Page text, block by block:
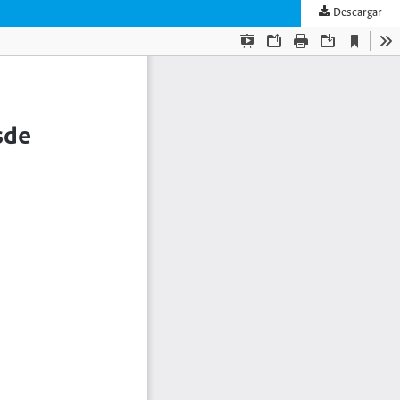
Descargar